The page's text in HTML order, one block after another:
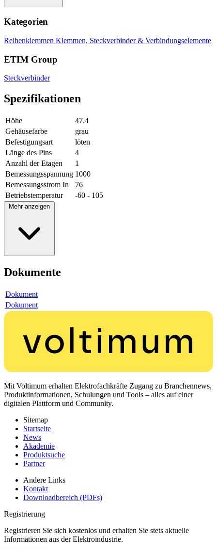
Kategorien
Reihenklemmen Klemmen, Steckverbinder & Verbindungselemente
ETIM Group
Steckverbinder
Spezifikationen
Höhe
47.4
Gehäusefarbe
grau
Befestigungsart
löten
Länge des Pins
4
Anzahl der Etagen
1
Bemessungsspannung 1000
Bemessungsstrom In
76
Betriebstemperatur
-60 - 105
Mehr anzeigen
Dokumente
Dokument
Dokument
Mit Voltimum erhalten Elektrofachkräfte Zugang zu Branchennews,
Produktinformationen, Schulungen und Tools – alles auf einer
digitalen Plattform und Community.
Sitemap
Startseite
News
Akademie
Produktsuche
Partner
Andere Links
Kontakt
Downloadbereich (PDFs)
Registrierung
Registrieren Sie sich kostenlos und erhalten Sie stets aktuelle
Informationen aus der Elektroindustrie.